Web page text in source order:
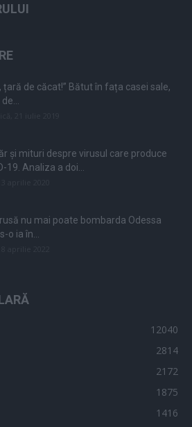
țară de căcat!” Bătut în fața casei sale,
și mituri despre virusul care produce
19. Analiza a doi...
nu mai poate bombarda Odessa
o ia în...
12040
2814
2172
1875
1416